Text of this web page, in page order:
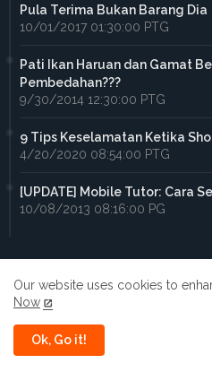
Pula Terima Bukan Barang Dia
10/01/2017 01:30:00 PTG
Pati Ikan Haruan dan Gamat
Pembedahan???
9/30/2014 12:30:00 PTG
9 Tips Keselamatan Ketika
4/20/2020 08:54:00 PTG
[UPDATE] Mobile Tutor: Cara
10/08/2013 08:16:00 PG
Our website uses cookies to
Now
Ok, Go it!